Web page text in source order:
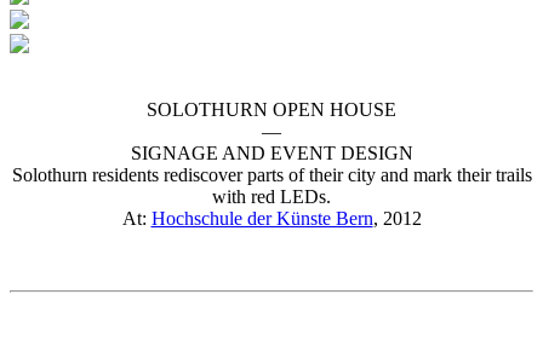
SOLOTHURN OPEN HOUSE
—
SIGNAGE AND EVENT DESIGN
Solothurn residents rediscover parts of their city and mark their trails
with red LEDs.
At: Hochschule der Künste Bern, 2012